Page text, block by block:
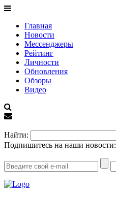
Главная
Новости
Мессенджеры
Рейтинг
Личности
Обновления
Обзоры
Видео
Найти:
Подпишитесь на наши новости: